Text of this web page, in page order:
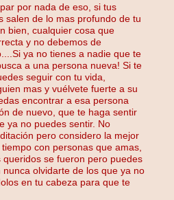
por nada de eso, si tus
salen de lo mas profundo de tu
bien, cualquier cosa que
y no debemos de
ya no tienes a nadie que te
a una persona nueva! Si te
seguir con tu vida,
mas y vuélvete fuerte a su
encontrar a esa persona
de nuevo, que te haga sentir
ya no puedes sentir. No
pero considero la mejor
con personas que amas,
se fueron pero puedes
olvidarte de los que ya no
en tu cabeza para que te